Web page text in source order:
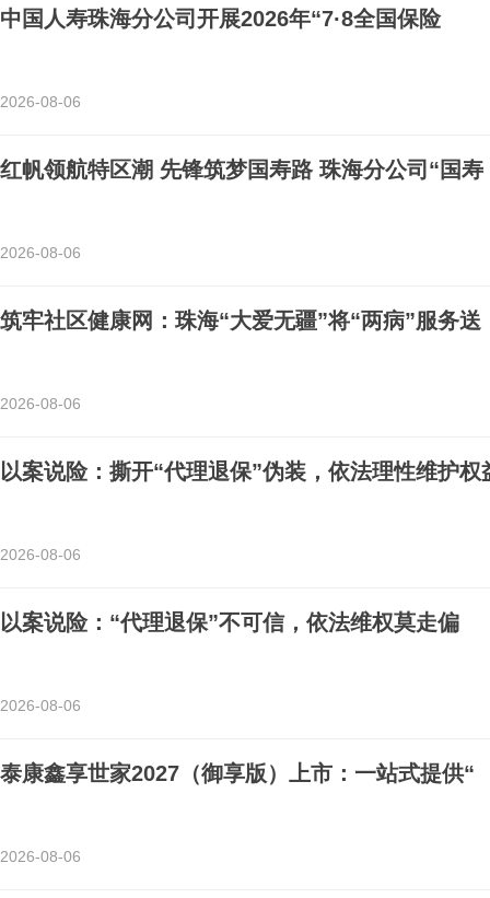
中国人寿珠海分公司开展2026年“7·8全国保险
2026-08-06
红帆领航特区潮 先锋筑梦国寿路 珠海分公司“国寿
2026-08-06
筑牢社区健康网：珠海“大爱无疆”将“两病”服务送
2026-08-06
以案说险：撕开“代理退保”伪装，依法理性维护权
2026-08-06
以案说险：“代理退保”不可信，依法维权莫走偏
2026-08-06
泰康鑫享世家2027（御享版）上市：一站式提供“
2026-08-06